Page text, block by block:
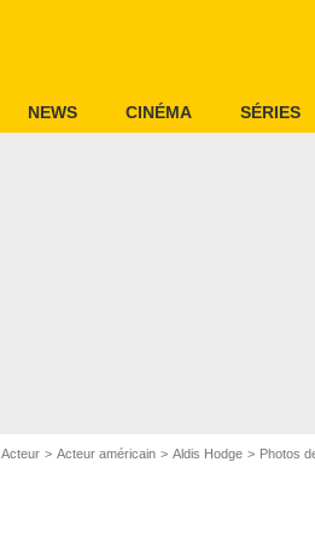
NEWS CINÉMA SÉRIES
Acteur Acteur américain Aldis Hodge Photos